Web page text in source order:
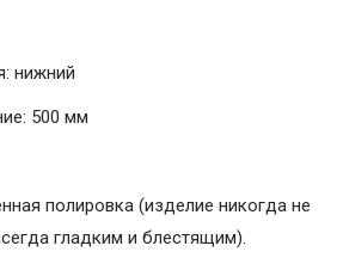
нижний
500 мм
полировка (изделие никогда не
гладким и блестящим).